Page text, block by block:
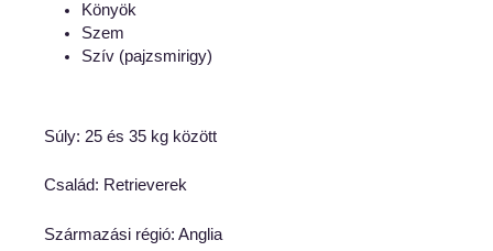
Könyök
Szem
Szív (pajzsmirigy)
Súly: 25 és 35 kg között
Család: Retrieverek
Származási régió: Anglia